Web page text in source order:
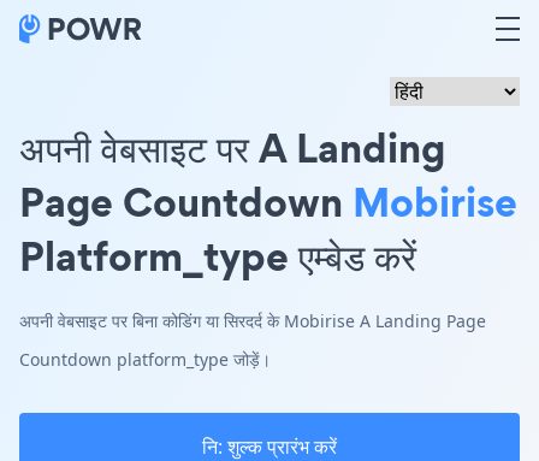
अपनी वेबसाइट पर A Landing
Page Countdown Mobirise
Platform_type एम्बेड करें
अपनी वेबसाइट पर बिना कोडिंग या सिरदर्द के Mobirise A Landing Page
Countdown platform_type जोड़ें।
नि: शुल्क प्रारंभ करें